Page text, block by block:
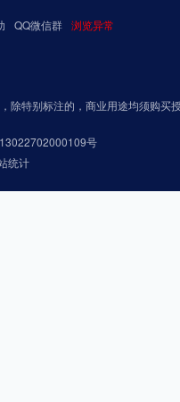
QQ微信群 浏览异常
除特别标注的，商业用途均须购买
号
统计